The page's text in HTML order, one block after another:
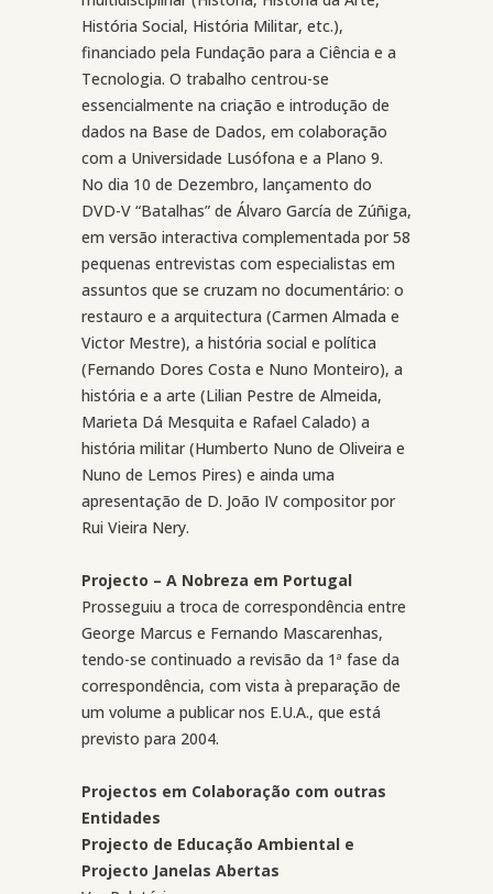
História Social, História Militar, etc.),
financiado pela Fundação para a Ciência e a
Tecnologia. O trabalho centrou-se
essencialmente na criação e introdução de
dados na Base de Dados, em colaboração
com a Universidade Lusófona e a Plano 9.
No dia 10 de Dezembro, lançamento do
DVD-V “Batalhas” de Álvaro García de Zúñiga,
em versão interactiva complementada por 58
pequenas entrevistas com especialistas em
assuntos que se cruzam no documentário: o
restauro e a arquitectura (Carmen Almada e
Victor Mestre), a história social e política
(Fernando Dores Costa e Nuno Monteiro), a
história e a arte (Lilian Pestre de Almeida,
Marieta Dá Mesquita e Rafael Calado) a
história militar (Humberto Nuno de Oliveira e
Nuno de Lemos Pires) e ainda uma
apresentação de D. João IV compositor por
Rui Vieira Nery.
Projecto – A Nobreza em Portugal
Prosseguiu a troca de correspondência entre
George Marcus e Fernando Mascarenhas,
tendo-se continuado a revisão da 1ª fase da
correspondência, com vista à preparação de
um volume a publicar nos E.U.A., que está
previsto para 2004.
Projectos em Colaboração com outras
Entidades
Projecto de Educação Ambiental e
Projecto Janelas Abertas